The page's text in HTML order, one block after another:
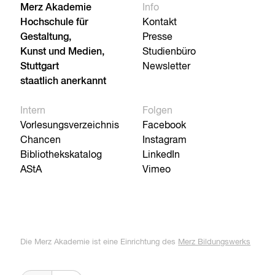
Merz Akademie
Hochschule für
Gestaltung,
Kunst und Medien,
Stuttgart
staatlich anerkannt
Info
Kontakt
Presse
Studienbüro
Newsletter
Intern
Vorlesungsverzeichnis
Chancen
Bibliothekskatalog
AStA
Folgen
Facebook
Instagram
LinkedIn
Vimeo
Die Merz Akademie ist eine Einrichtung des Merz Bildungswerks